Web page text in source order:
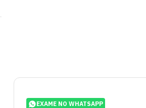
EXAME NO WHATSAPP